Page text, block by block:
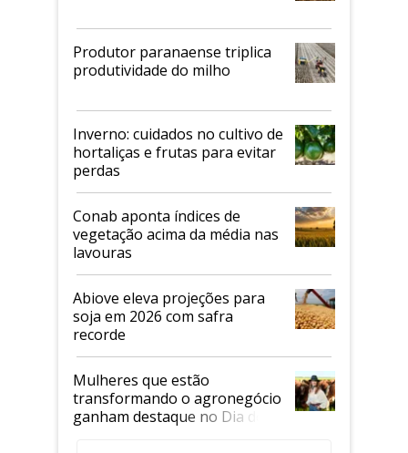
Produtor paranaense triplica
produtividade do milho
Inverno: cuidados no cultivo de
hortaliças e frutas para evitar
perdas
Conab aponta índices de
vegetação acima da média nas
lavouras
Abiove eleva projeções para
soja em 2026 com safra
recorde
Mulheres que estão
transformando o agronegócio
ganham destaque no Dia do